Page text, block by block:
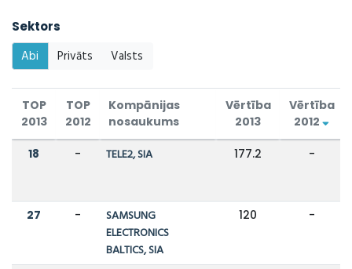
Sektors
Abi Privāts Valsts
TOP
2013
TOP
2012
Kompānijas
nosaukums
Vērtība
2013
Vērtība
2012
18 - TELE2, SIA 177.2 -
27 -
SAMSUNG
ELECTRONICS
BALTICS, SIA
120 -